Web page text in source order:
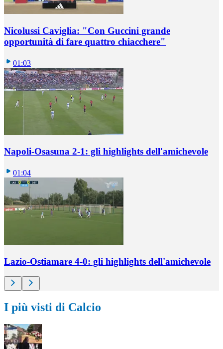
Nicolussi Caviglia: "Con Guccini grande
opportunità di fare quattro chiacchere"
01:03
Napoli-Osasuna 2-1: gli highlights dell'amichevole
01:04
Lazio-Ostiamare 4-0: gli highlights dell'amichevole
I più visti di Calcio